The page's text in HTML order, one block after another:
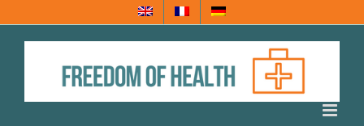
naar